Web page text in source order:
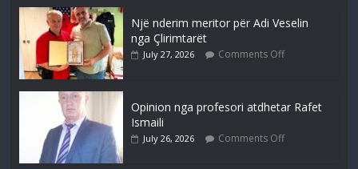
Një nderim meritor për Adi Veselin
nga Çlirimtarët
July 27, 2026 Comments Off
Opinion nga profesori atdhetar Rafet
Ismaili
July 26, 2026 Comments Off